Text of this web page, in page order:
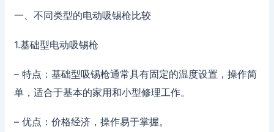
一、不同类型的电动吸锡枪比较
1.基础型电动吸锡枪
– 特点：基础型吸锡枪通常具有固定的温度设置，操作简
单，适合于基本的家用和小型修理工作。
– 优点：价格经济，操作易于掌握。